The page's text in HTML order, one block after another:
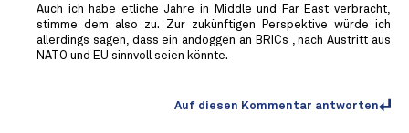
Auch ich habe etliche Jahre in Middle und Far East verbracht,
stimme dem also zu. Zur zukünftigen Perspektive würde ich
allerdings sagen, dass ein andoggen an BRICs , nach Austritt aus
NATO und EU sinnvoll seien könnte.
Auf diesen Kommentar antworten